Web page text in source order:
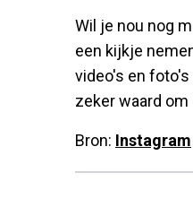
Wil je nou nog
een kijkje
video's en
zeker waard
Bron: Instagram